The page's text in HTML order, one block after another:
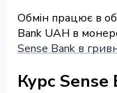
Обмін працює в
Bank UAH в
Sense Bank в
Курс